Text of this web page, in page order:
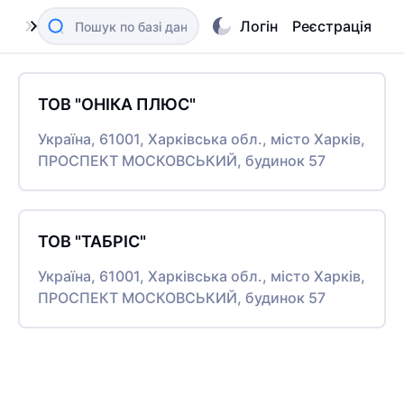
Логін Реєстрація
ТОВ "ОНІКА ПЛЮС"
Україна, 61001, Харківська обл., місто Харків,
ПРОСПЕКТ МОСКОВСЬКИЙ, будинок 57
ТОВ "ТАБРІС"
Україна, 61001, Харківська обл., місто Харків,
ПРОСПЕКТ МОСКОВСЬКИЙ, будинок 57